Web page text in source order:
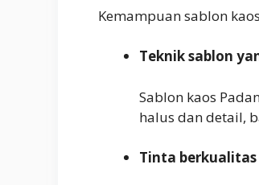
Kemampuan sablon
Teknik sablon
Sablon kaos
halus dan detail,
Tinta